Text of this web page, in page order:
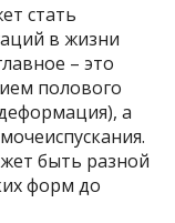
стать
в жизни
– это
полового
а
быть разной
форм до